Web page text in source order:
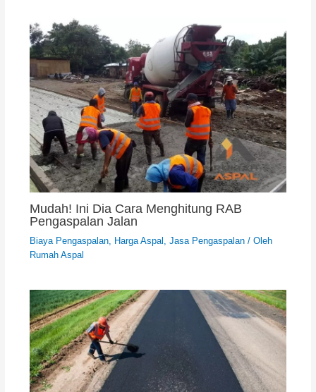
Mudah! Ini Dia Cara Menghitung RAB
Pengaspalan Jalan
Biaya Pengaspalan, Harga Aspal , Jasa Pengaspalan/ Oleh
Rumah Aspal